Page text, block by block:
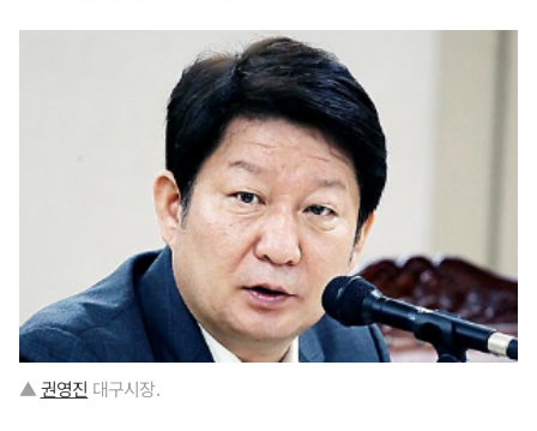
▲권영진 대구시장.